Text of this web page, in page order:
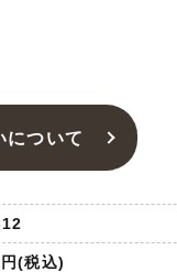
について
(税込)